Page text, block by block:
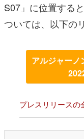
S07」に位置する
ついては、以下の
アルジャーノ
プレスリリースの